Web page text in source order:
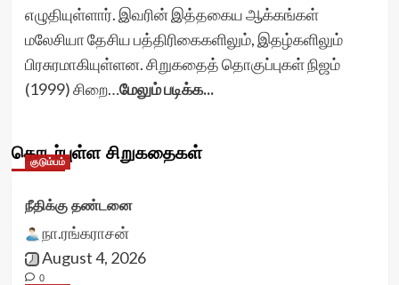
எழுதியுள்ளார். இவரின் இத்தகைய ஆக்கங்கள்
மலேசியா தேசிய பத்திரிகைகளிலும், இதழ்களிலும்
பிரசுரமாகியுள்ளன. சிறுகதைத் தொகுப்புகள் நிஜம்
(1999) சிறை…மேலும் படிக்க...
தொடர்புள்ள சிறுகதைகள்
குடும்பம்
நீதிக்கு தண்டனை
நா.ரங்கராசன்
August 4, 2026
0